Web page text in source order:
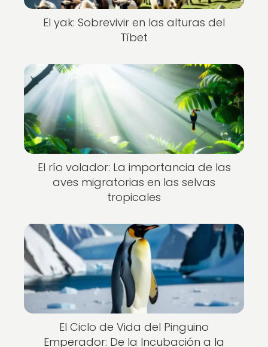
El yak: Sobrevivir en las alturas del
Tíbet
El río volador: La importancia de las
aves migratorias en las selvas
tropicales
El Ciclo de Vida del Pinguino
Emperador: De la Incubación a la